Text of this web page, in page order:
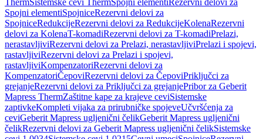
ThermSistemske cevi ThermSpojni elementi Rezervni delovi za
Spojni elementiSpojniceRezervni delovi za
SpojniceRedukcijeRezervni delovi za RedukcijeKolenaRezervni
delovi za KolenaT-komadiRezervni delovi za T-komadiPrelazi,
nerastavljiviRezervni delovi za Prelazi, nerastavljiviPrelazi i spojevi,
rastavljiviRezervni delovi za Prelazi i spojevi,
rastavljiviKompenzatoriRezervni delovi za
KompenzatoriČepoviRezervni delovi za ČepoviPriključci za
grejanjeRezervni delovi za Priključci za grejanjePribor za Geberit
Mapress ThermZaštitne kape za krajeve ceviSistemske
zaptivkeKompleti vijaka za prirubničke spojeveUčvršćenja za
ceviGeberit Mapress ugljenični čelikGeberit Mapress ugljenični
čelikRezervni delovi za Geberit Mapress ugljenični čelikSistemske